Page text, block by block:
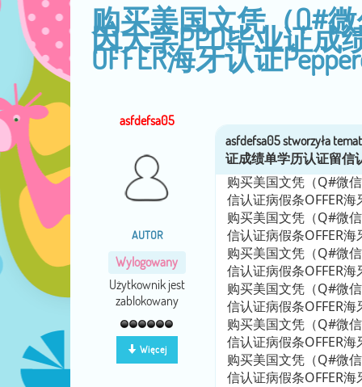
购买美国文凭（Q#
因大学PPD毕业证
OFFER海牙认证
asfdefsa05
AUTOR
Wylogowany
Użytkownik jest
zablokowany
Więcej
购买美国文凭（Q#微
信认证病假条OFFER
购买美国文凭（Q#微
信认证病假条OFFER
购买美国文凭（Q#微
信认证病假条OFFER
购买美国文凭（Q#微
信认证病假条OFFER
购买美国文凭（Q#微
信认证病假条OFFER
购买美国文凭（Q#微
信认证病假条OFFER